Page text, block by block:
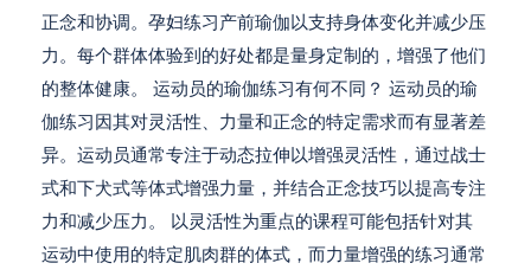
正念和协调。孕妇练习产前瑜伽以支持身体变化并减少压
力。每个群体体验到的好处都是量身定制的，增强了他们
的整体健康。 运动员的瑜伽练习有何不同？ 运动员的瑜
伽练习因其对灵活性、力量和正念的特定需求而有显著差
异。运动员通常专注于动态拉伸以增强灵活性，通过战士
式和下犬式等体式增强力量，并结合正念技巧以提高专注
力和减少压力。 以灵活性为重点的课程可能包括针对其
运动中使用的特定肌肉群的体式，而力量增强的练习通常